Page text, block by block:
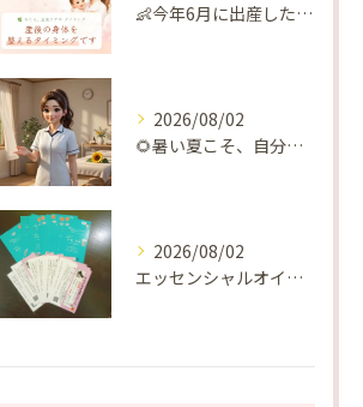
👶今年6月に出産したママへ♡
2026/08/02
🌻暑い夏こそ、自分の身体を整える時間を♡
2026/08/02
エッセンシャルオイルプレゼントご当選番号発表 2026年8月